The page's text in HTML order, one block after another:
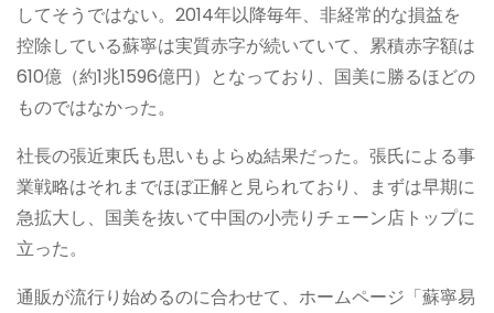
してそうではない。2014年以降毎年、非経常的な損益を
控除している蘇寧は実質赤字が続いていて、累積赤字額は
610億（約1兆1596億円）となっており、国美に勝るほどの
ものではなかった。
社長の張近東氏も思いもよらぬ結果だった。張氏による事
業戦略はそれまでほぼ正解と見られており、まずは早期に
急拡大し、国美を抜いて中国の小売りチェーン店トップに
立った。
通販が流行り始めるのに合わせて、ホームページ「蘇寧易